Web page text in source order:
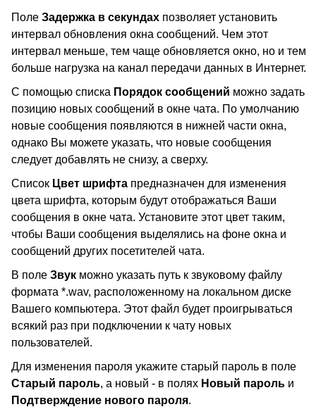
Поле Задержка в секундах позволяет установить
интервал обновления окна сообщений. Чем этот
интервал меньше, тем чаще обновляется окно, но и тем
больше нагрузка на канал передачи данных в Интернет.
С помощью списка Порядок сообщений можно задать
позицию новых сообщений в окне чата. По умолчанию
новые сообщения появляются в нижней части окна,
однако Вы можете указать, что новые сообщения
следует добавлять не снизу, а сверху.
Список Цвет шрифта предназначен для изменения
цвета шрифта, которым будут отображаться Ваши
сообщения в окне чата. Установите этот цвет таким,
чтобы Ваши сообщения выделялись на фоне окна и
сообщений других посетителей чата.
В поле Звук можно указать путь к звуковому файлу
формата *.wav, расположенному на локальном диске
Вашего компьютера. Этот файл будет проигрываться
всякий раз при подключении к чату новых
пользователей.
Для изменения пароля укажите старый пароль в поле
Старый пароль, а новый - в полях Новый пароль и
Подтверждение нового пароля.